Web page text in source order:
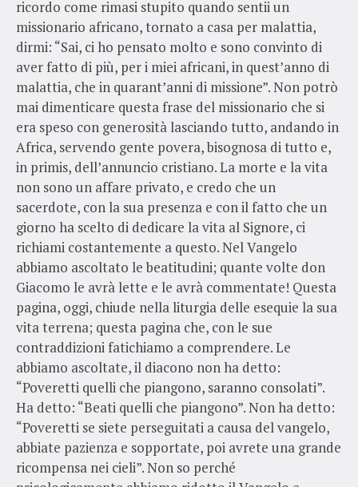
ricordo come rimasi stupito quando sentii un
missionario africano, tornato a casa per malattia,
dirmi: “Sai, ci ho pensato molto e sono convinto di
aver fatto di più, per i miei africani, in quest’anno di
malattia, che in quarant’anni di missione”. Non potrò
mai dimenticare questa frase del missionario che si
era speso con generosità lasciando tutto, andando in
Africa, servendo gente povera, bisognosa di tutto e,
in primis, dell’annuncio cristiano. La morte e la vita
non sono un affare privato, e credo che un
sacerdote, con la sua presenza e con il fatto che un
giorno ha scelto di dedicare la vita al Signore, ci
richiami costantemente a questo. Nel Vangelo
abbiamo ascoltato le beatitudini; quante volte don
Giacomo le avrà lette e le avrà commentate! Questa
pagina, oggi, chiude nella liturgia delle esequie la sua
vita terrena; questa pagina che, con le sue
contraddizioni fatichiamo a comprendere. Le
abbiamo ascoltate, il diacono non ha detto:
“Poveretti quelli che piangono, saranno consolati”.
Ha detto: “Beati quelli che piangono”. Non ha detto:
“Poveretti se siete perseguitati a causa del vangelo,
abbiate pazienza e sopportate, poi avrete una grande
ricompensa nei cieli”. Non so perché